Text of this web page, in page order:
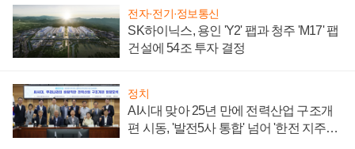
전자·전기·정보통신
SK하이닉스, 용인 'Y2' 팹과 청주 'M17' 팹
건설에 54조 투자 결정
정치
AI시대 맞아 25년 만에 전력산업 구조개
편 시동, '발전5사 통합' 넘어 '한전 지주사'